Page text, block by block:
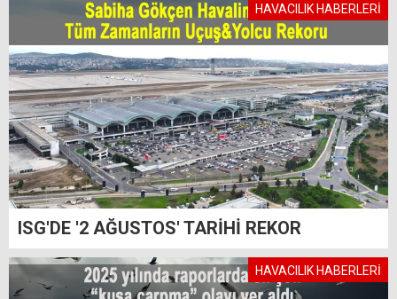
HAVACILIK HABERLERİ
ISG'DE '2 AĞUSTOS' TARİHİ REKOR
HAVACILIK HABERLERİ